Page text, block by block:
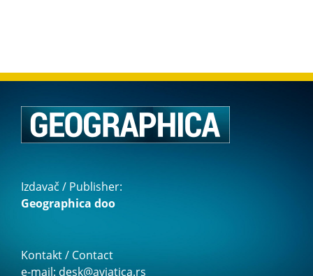
Izdavač / Publisher:
Geographica doo
Kontakt / Contact
e-mail: desk@aviatica.rs